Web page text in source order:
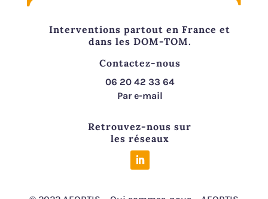
Interventions partout en France et
dans les DOM-TOM.
Contactez-nous
06 20 42 33 64
Par e-mail
Retrouvez-nous sur
les réseaux